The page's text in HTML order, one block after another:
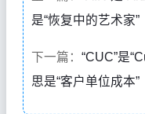
是“恢复中的艺术家”
下一篇： “CUC”是
思是“客户单位成本”